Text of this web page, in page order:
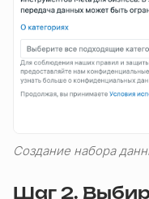
Создание набора
Шаг 2.